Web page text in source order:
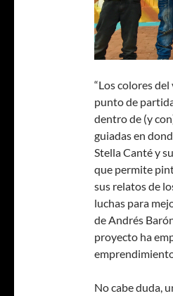
“Los colores
punto de
dentro de (y
guiadas en
Stella Canté y
que permite
sus relatos de
luchas para
de Andrés
proyecto ha
No cabe duda,